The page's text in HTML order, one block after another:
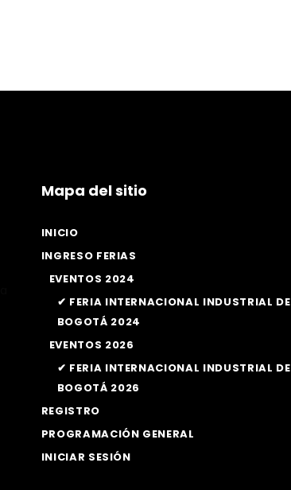
Mapa del sitio
INICIO
INGRESO FERIAS
EVENTOS 2024
✔ FERIA INTERNACIONAL INDUSTRIAL DE
BOGOTÁ 2024
EVENTOS 2026
✔ FERIA INTERNACIONAL INDUSTRIAL DE
BOGOTÁ 2026
REGISTRO
PROGRAMACIÓN GENERAL
INICIAR SESIÓN